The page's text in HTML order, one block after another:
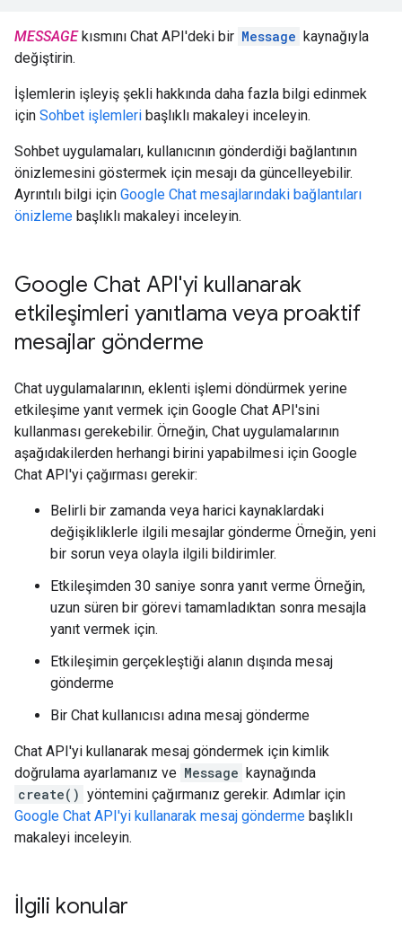
MESSAGEkısmını Chat API'deki bir Message kaynağıyla
değiştirin.
İşlemlerin işleyiş şekli hakkında daha fazla bilgi edinmek
için Sohbet işlemleri başlıklı makaleyi inceleyin.
Sohbet uygulamaları, kullanıcının gönderdiği bağlantının
önizlemesini göstermek için mesajı da güncelleyebilir.
Ayrıntılı bilgi için Google Chat mesajlarındaki bağlantıları
önizleme başlıklı makaleyi inceleyin.
Google Chat API'yi kullanarak
etkileşimleri yanıtlama veya proaktif
mesajlar gönderme
Chat uygulamalarının, eklenti işlemi döndürmek yerine
etkileşime yanıt vermek için Google Chat API'sini
kullanması gerekebilir. Örneğin, Chat uygulamalarının
aşağıdakilerden herhangi birini yapabilmesi için Google
Chat API'yi çağırması gerekir:
Belirli bir zamanda veya harici kaynaklardaki
değişikliklerle ilgili mesajlar gönderme Örneğin, yeni
bir sorun veya olayla ilgili bildirimler.
Etkileşimden 30 saniye sonra yanıt verme Örneğin,
uzun süren bir görevi tamamladıktan sonra mesajla
yanıt vermek için.
Etkileşimin gerçekleştiği alanın dışında mesaj
gönderme
Bir Chat kullanıcısı adına mesaj gönderme
Chat API'yi kullanarak mesaj göndermek için kimlik
doğrulama ayarlamanız ve Message kaynağında
create() yöntemini çağırmanız gerekir. Adımlar için
Google Chat API'yi kullanarak mesaj gönderme başlıklı
makaleyi inceleyin.
İlgili konular